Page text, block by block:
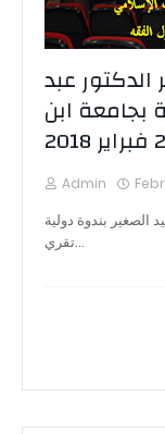
عبد
بجامعة ابن
Admin
الصغير بندوة دولية
تقري…